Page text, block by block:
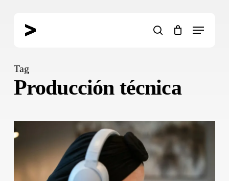
search
Menu
Tag
Producción técnica